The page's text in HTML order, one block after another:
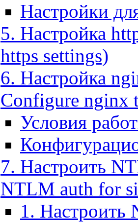
Настройки
5. Настройка
https settings)
6. Настройка
Configure nginx
Условия
7. Настроить
NTLM auth for
1. Настроить